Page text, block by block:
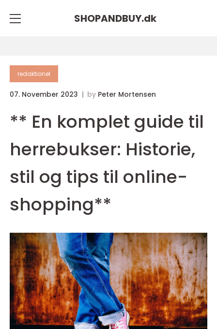
SHOPANDBUY.dk
redaktionel
07. November 2023 by Peter Mortensen
** En komplet guide til
herrebukser: Historie,
stil og tips til online-
shopping**